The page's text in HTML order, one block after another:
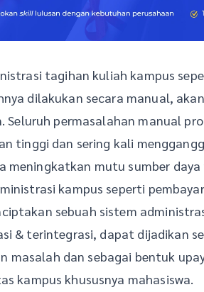
tagihan kuliah kampus
dilakukan secara manual,
Seluruh permasalahan manual
tinggi dan sering kali
meningkatkan mutu sumber
kampus seperti
sebuah sistem
& terintegrasi, dapat dijadikan
masalah dan sebagai bentuk
kampus khususnya mahasiswa.